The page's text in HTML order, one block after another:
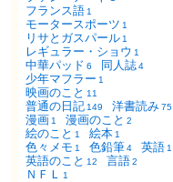
フランス語 1
モータースポーツ 1
リサとガスパール 1
レギュラー・ショウ 1
中華パッド 6 同人誌4
少年マフラー 1
映画のこと 11
普通の日記 149 洋書読み75
漫画 1 漫画のこと 2
絵のこと 1 絵本 1
色々メモ 1 色鉛筆4 英語 1
英語のこと 12 言語2
ＮＦＬ 1